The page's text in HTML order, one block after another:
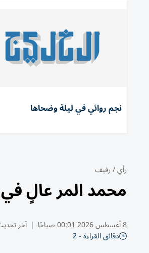
نجم روائي في ليلة وضحاها
رأي/رفيف
محمد المر عالٍ
8 أغسطس 2026 00:01 صباحًا | آخر
دقائق القراءة - 2